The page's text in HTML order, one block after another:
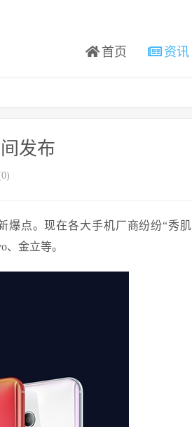
首页 资讯
发布
爆点。现在各大手机厂商纷纷“秀肌
金立等。